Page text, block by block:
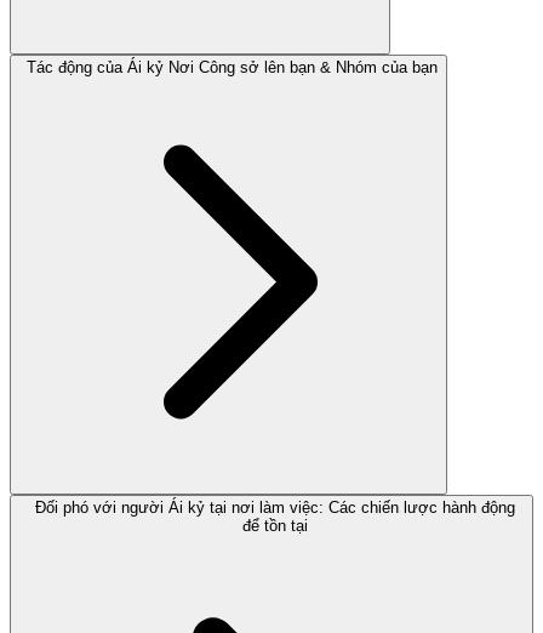
Tác động của Ái kỷ Nơi Công sở lên bạn & Nhóm của bạn
Đối phó với người Ái kỷ tại nơi làm việc: Các chiến lược hành động
để tồn tại